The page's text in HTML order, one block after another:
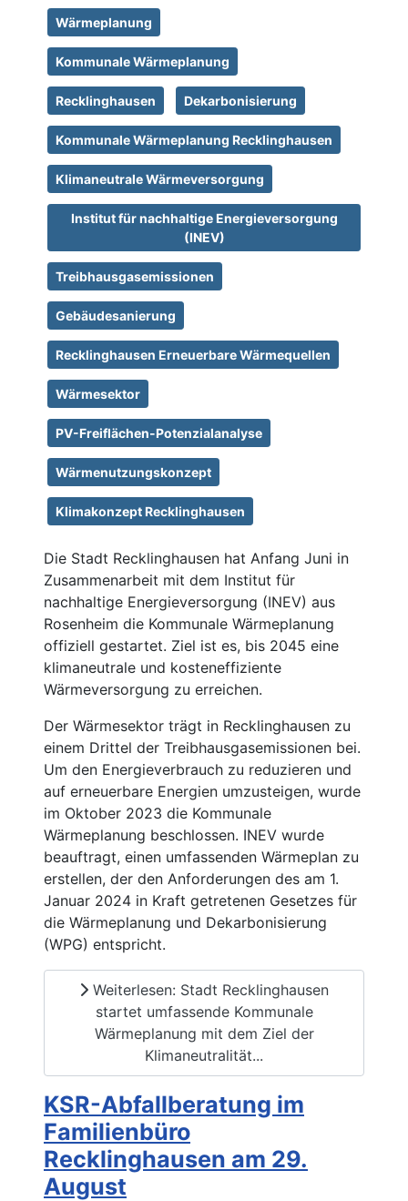
Wärmeplanung
Kommunale Wärmeplanung
Recklinghausen Dekarbonisierung
Kommunale Wärmeplanung Recklinghausen
Klimaneutrale Wärmeversorgung
Institut für nachhaltige Energieversorgung
(INEV)
Treibhausgasemissionen
Gebäudesanierung
Recklinghausen Erneuerbare Wärmequellen
Wärmesektor
PV-Freiflächen-Potenzialanalyse
Wärmenutzungskonzept
Klimakonzept Recklinghausen
Die Stadt Recklinghausen hat Anfang Juni in
Zusammenarbeit mit dem Institut für
nachhaltige Energieversorgung (INEV) aus
Rosenheim die Kommunale Wärmeplanung
offiziell gestartet. Ziel ist es, bis 2045 eine
klimaneutrale und kosteneffiziente
Wärmeversorgung zu erreichen.
Der Wärmesektor trägt in Recklinghausen zu
einem Drittel der Treibhausgasemissionen bei.
Um den Energieverbrauch zu reduzieren und
auf erneuerbare Energien umzusteigen, wurde
im Oktober 2023 die Kommunale
Wärmeplanung beschlossen. INEV wurde
beauftragt, einen umfassenden Wärmeplan zu
erstellen, der den Anforderungen des am 1.
Januar 2024 in Kraft getretenen Gesetzes für
die Wärmeplanung und Dekarbonisierung
(WPG) entspricht.
Weiterlesen: Stadt Recklinghausen
startet umfassende Kommunale
Wärmeplanung mit dem Ziel der
Klimaneutralität...
KSR-Abfallberatung im
Familienbüro
Recklinghausen am 29.
August